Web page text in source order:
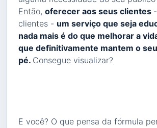
Então, oferecer aos seus clientes
clientes - um serviço que seja
nada mais é do que melhorar a
que definitivamente mantem o
pé. Consegue visualizar?
E você? O que pensa da fórmula